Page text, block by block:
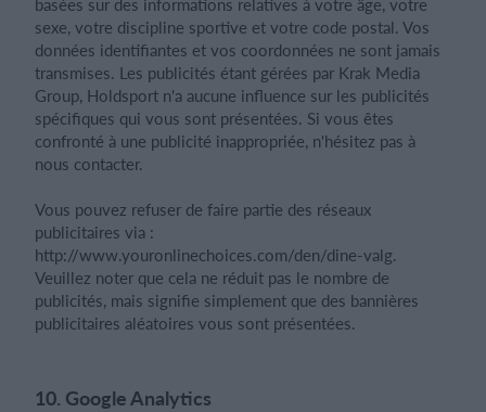
sexe, votre discipline sportive et votre code postal. Vos
données identifiantes et vos coordonnées ne sont jamais
transmises. Les publicités étant gérées par Krak Media
Group, Holdsport n'a aucune influence sur les publicités
spécifiques qui vous sont présentées. Si vous êtes
confronté à une publicité inappropriée, n'hésitez pas à
nous contacter.
Vous pouvez refuser de faire partie des réseaux
publicitaires via :
http://www.youronlinechoices.com/den/dine-valg.
Veuillez noter que cela ne réduit pas le nombre de
publicités, mais signifie simplement que des bannières
publicitaires aléatoires vous sont présentées.
10. Google Analytics